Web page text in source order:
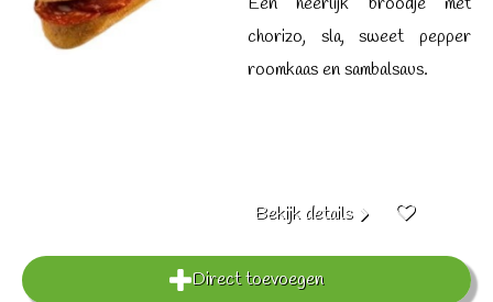
chorizo, sla, sweet pepper
roomkaas en sambalsaus.
Bekijk details
Direct toevoegen